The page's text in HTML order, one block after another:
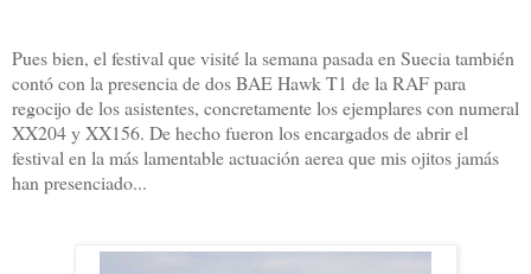
Pues bien, el festival que visité la semana pasada en Suecia también
contó con la presencia de dos BAE Hawk T1 de la RAF para
regocijo de los asistentes, concretamente los ejemplares con numeral
XX204 y XX156. De hecho fueron los encargados de abrir el
festival en la más lamentable actuación aerea que mis ojitos jamás
han presenciado...